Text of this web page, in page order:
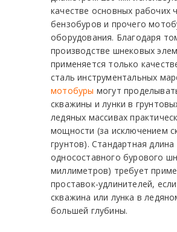
качестве основных рабочих
бензобуров и прочего
оборудования. Благодаря
производстве шнековых
применяется только
сталь инструментальных
мотобуры могут
скважины и лунки в
ледяных массивах
мощности (за исключением
грунтов). Стандартная длина
односоставного бурового
миллиметров) требует
проставок-удлинителей,
скважина или лунка в
большей глубины.